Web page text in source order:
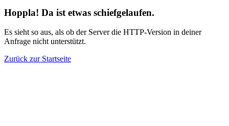
Hoppla! Da ist etwas schiefgelaufen.
Es sieht so aus, als ob der Server die HTTP-Version in deiner
Anfrage nicht unterstützt.
Zurück zur Startseite